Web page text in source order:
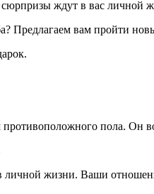
Предлагаем вам пройти
противоположного пола. Он
жизни. Ваши